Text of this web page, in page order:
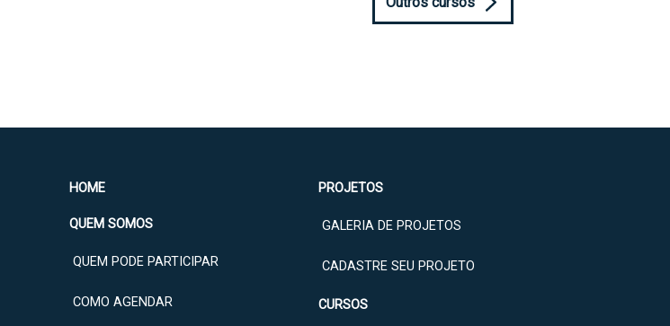
HOME
QUEM SOMOS
QUEM PODE PARTICIPAR
COMO AGENDAR
PROJETOS
GALERIA DE PROJETOS
CADASTRE SEU PROJETO
CURSOS